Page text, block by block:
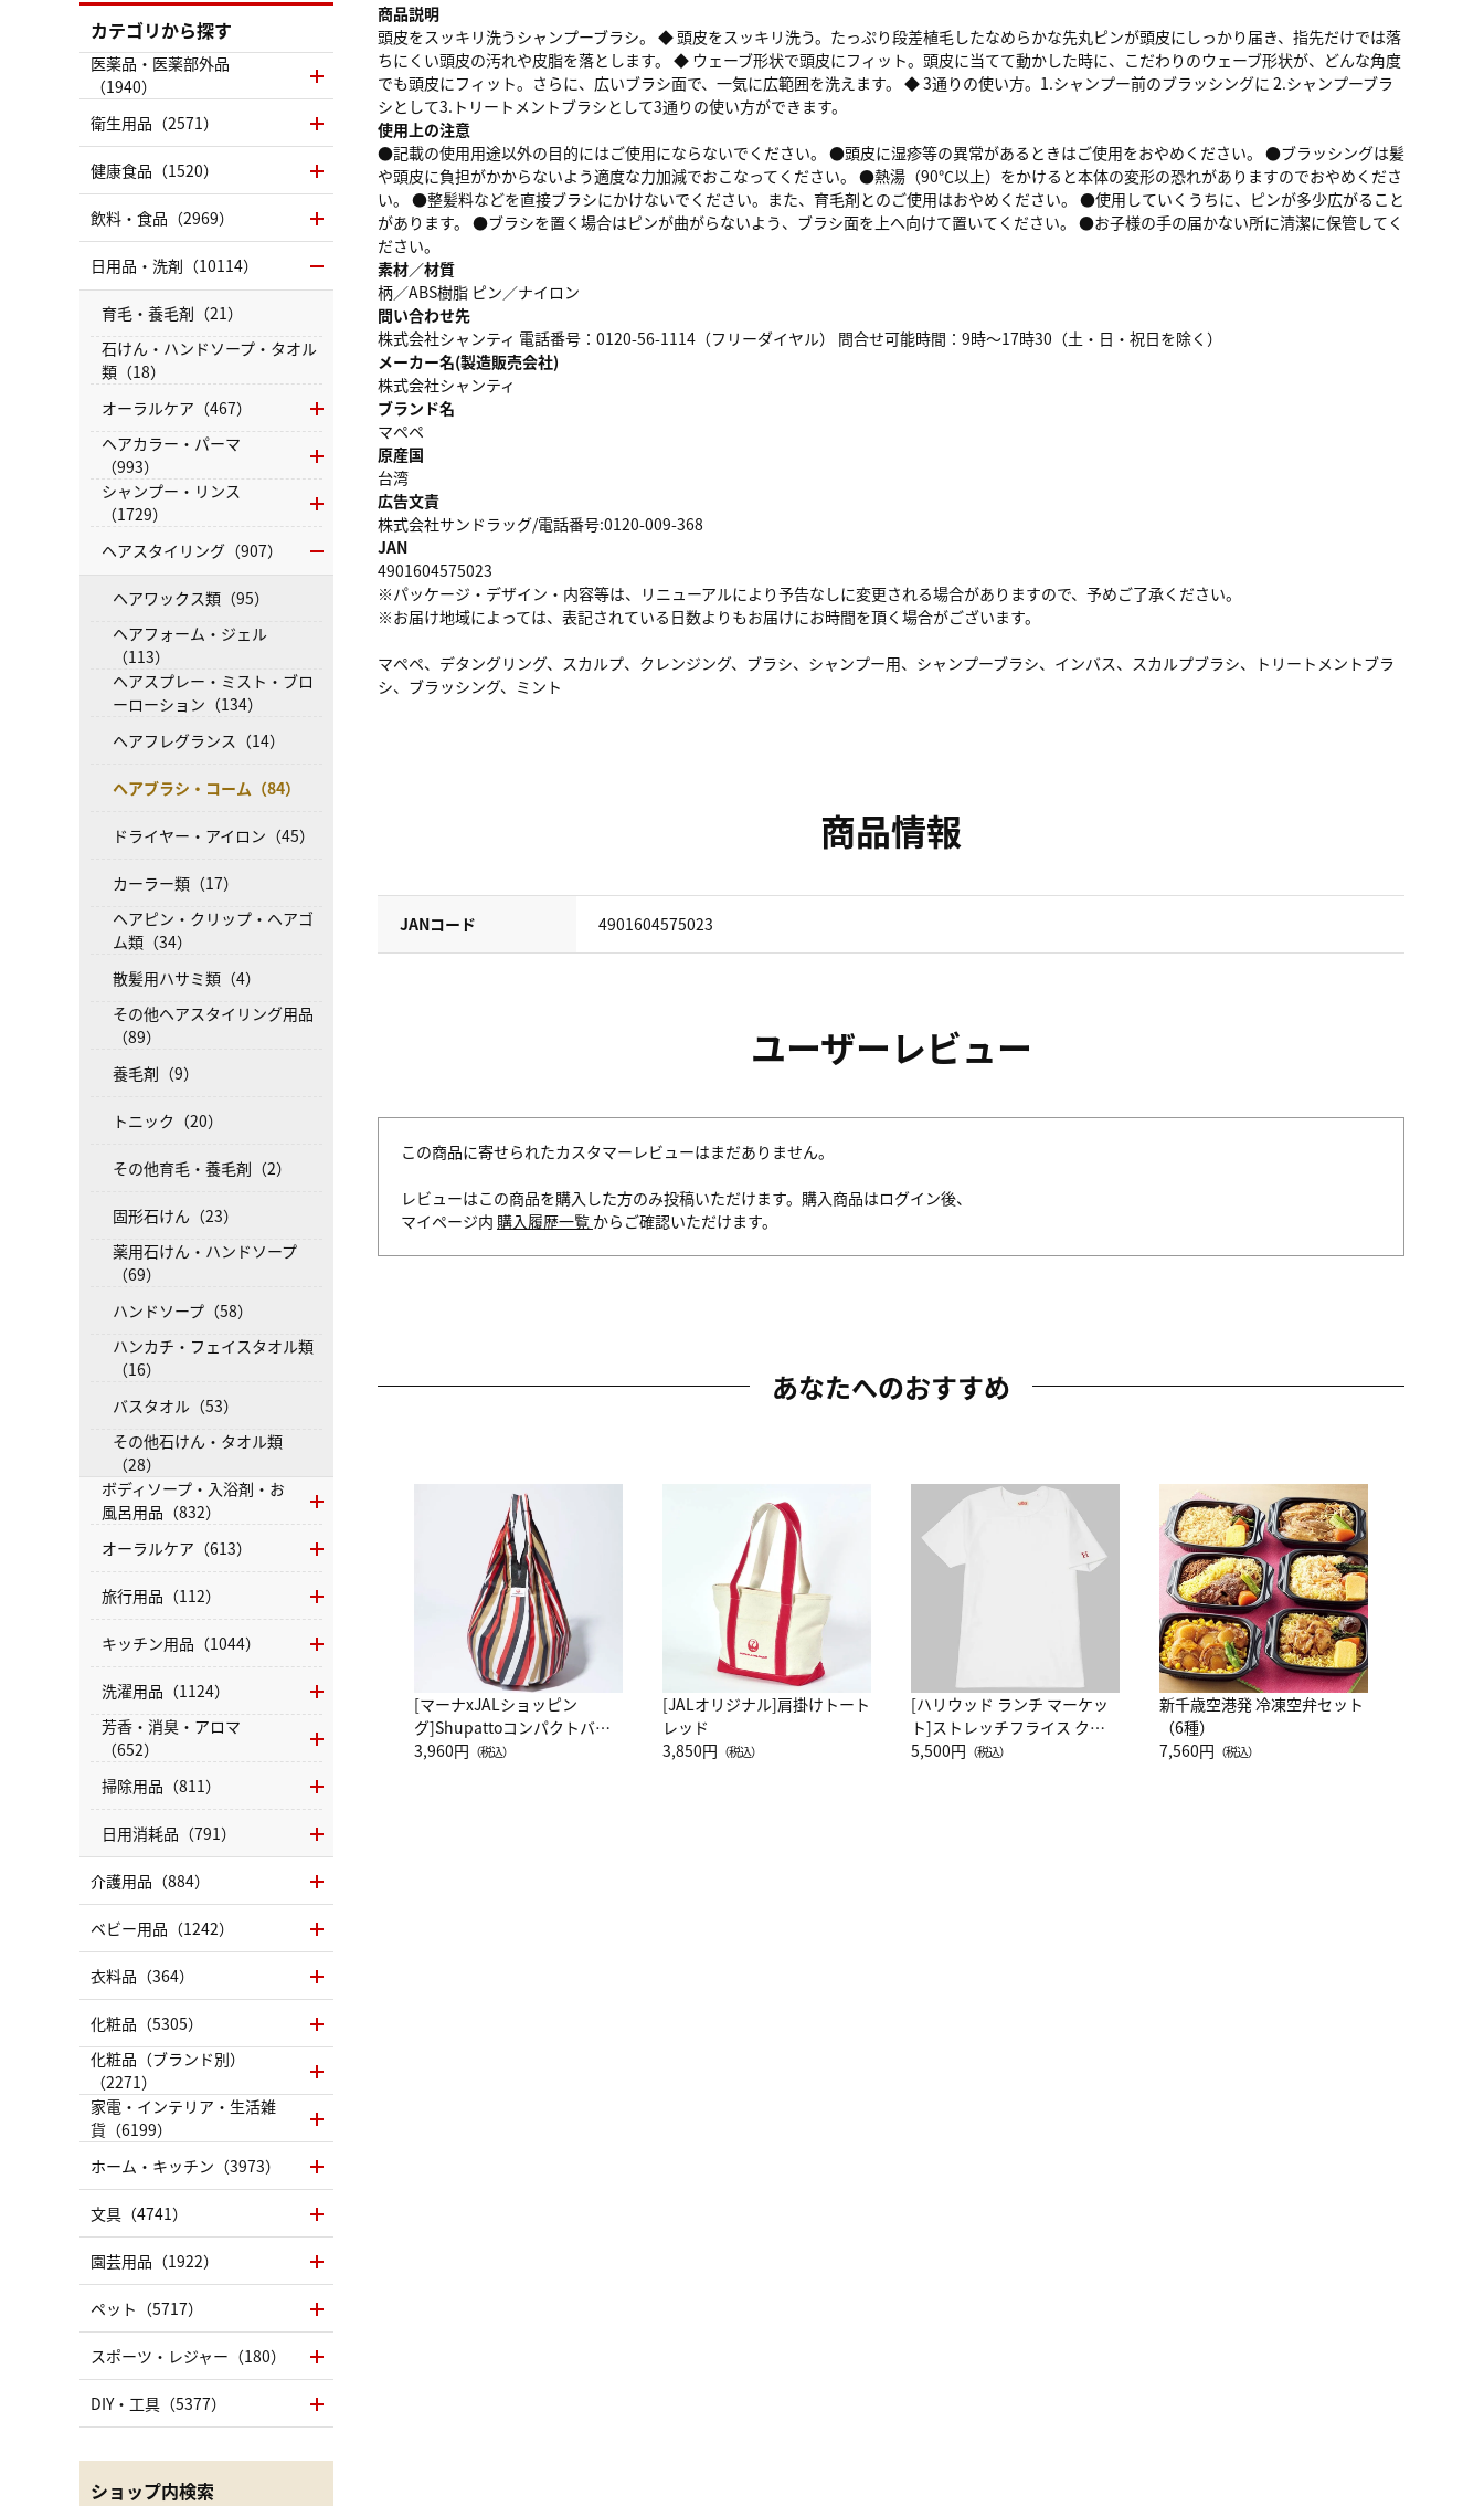
商品説明
頭皮をスッキリ洗うシャンプーブラシ。 ◆ 頭皮をスッキリ洗う。たっぷり段差植毛したなめらかな先丸ピンが頭皮にしっかり届き、指先だけでは落
ちにくい頭皮の汚れや皮脂を落とします。 ◆ ウェーブ形状で頭皮にフィット。頭皮に当てて動かした時に、こだわりのウェーブ形状が、どんな角度
でも頭皮にフィット。さらに、広いブラシ面で、一気に広範囲を洗えます。 ◆ 3通りの使い方。1.シャンプー前のブラッシングに 2.シャンプーブラ
シとして3.トリートメントブラシとして3通りの使い方ができます。
使用上の注意
●記載の使用用途以外の目的にはご使用にならないでください。 ●頭皮に湿疹等の異常があるときはご使用をおやめください。 ●ブラッシングは髪
や頭皮に負担がかからないよう適度な力加減でおこなってください。 ●熱湯（90℃以上）をかけると本体の変形の恐れがありますのでおやめくださ
い。 ●整髪料などを直接ブラシにかけないでください。また、育毛剤とのご使用はおやめください。 ●使用していくうちに、ピンが多少広がること
があります。 ●ブラシを置く場合はピンが曲がらないよう、ブラシ面を上へ向けて置いてください。 ●お子様の手の届かない所に清潔に保管してく
ださい。
素材／材質
柄／ABS樹脂 ピン／ナイロン
問い合わせ先
株式会社シャンティ 電話番号：0120-56-1114（フリーダイヤル） 問合せ可能時間：9時～17時30（土・日・祝日を除く）
メーカー名(製造販売会社)
株式会社シャンティ
ブランド名
マペペ
原産国
台湾
広告文責
株式会社サンドラッグ/電話番号:0120-009-368
JAN
4901604575023
※パッケージ・デザイン・内容等は、リニューアルにより予告なしに変更される場合がありますので、予めご了承ください。
※お届け地域によっては、表記されている日数よりもお届けにお時間を頂く場合がございます。
マペペ、デタングリング、スカルプ、クレンジング、ブラシ、シャンプー用、シャンプーブラシ、インバス、スカルプブラシ、トリートメントブラ
シ、ブラッシング、ミント
商品情報
JANコード 4901604575023
ユーザーレビュー
この商品に寄せられたカスタマーレビューはまだありません。
レビューはこの商品を購入した方のみ投稿いただけます。購入商品はログイン後、
マイページ内 購入履歴一覧 からご確認いただけます。
あなたへのおすすめ
[マーナxJALショッピン
グ]Shupattoコンパクトバッ
グ Drop JAL客室乗務員
3,960円 （税込）
[JALオリジナル]肩掛けトート
レッド
3,850円 （税込）
[ハリウッド ランチ マーケッ
ト]ストレッチフライス クル
ーネック別注半袖Ｔシャツ
5,500円 （税込）
新千歳空港発 冷凍空弁セット
（6種）
7,560円 （税込）
カテゴリから探す
医薬品・医薬部外品
（1940）
衛生用品（2571）
健康食品（1520）
飲料・食品（2969）
日用品・洗剤（10114）
育毛・養毛剤（21）
石けん・ハンドソープ・タオル
類（18）
オーラルケア（467）
ヘアカラー・パーマ
（993）
シャンプー・リンス
（1729）
ヘアスタイリング（907）
ヘアワックス類（95）
ヘアフォーム・ジェル
（113）
ヘアスプレー・ミスト・ブロ
ーローション（134）
ヘアフレグランス（14）
ヘアブラシ・コーム（84）
ドライヤー・アイロン（45）
カーラー類（17）
ヘアピン・クリップ・ヘアゴ
ム類（34）
散髪用ハサミ類（4）
その他ヘアスタイリング用品
（89）
養毛剤（9）
トニック（20）
その他育毛・養毛剤（2）
固形石けん（23）
薬用石けん・ハンドソープ
（69）
ハンドソープ（58）
ハンカチ・フェイスタオル類
（16）
バスタオル（53）
その他石けん・タオル類
（28）
ボディソープ・入浴剤・お
風呂用品（832）
オーラルケア（613）
旅行用品（112）
キッチン用品（1044）
洗濯用品（1124）
芳香・消臭・アロマ
（652）
掃除用品（811）
日用消耗品（791）
介護用品（884）
ベビー用品（1242）
衣料品（364）
化粧品（5305）
化粧品（ブランド別）
（2271）
家電・インテリア・生活雑
貨（6199）
ホーム・キッチン（3973）
文具（4741）
園芸用品（1922）
ペット（5717）
スポーツ・レジャー（180）
DIY・工具（5377）
ショップ内検索